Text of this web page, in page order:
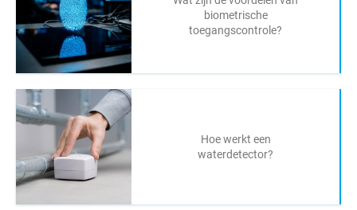
biometrische
toegangscontrole?
Hoe werkt een
waterdetector?